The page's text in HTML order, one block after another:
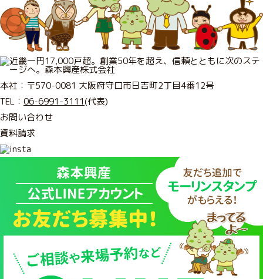
本社：〒570-0081 大阪府守口市日吉町2丁目4番12号
TEL： 06-6991-3111(代表)
お問い合わせ
資料請求